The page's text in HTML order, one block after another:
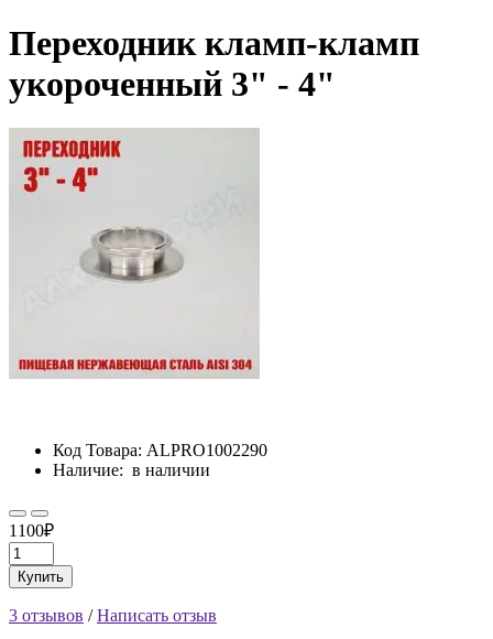
Переходник кламп-кламп
укороченный 3" - 4"
Код Товара: ALPRO1002290
Наличие: в наличии
1100₽
Купить
3 отзывов /Написать отзыв